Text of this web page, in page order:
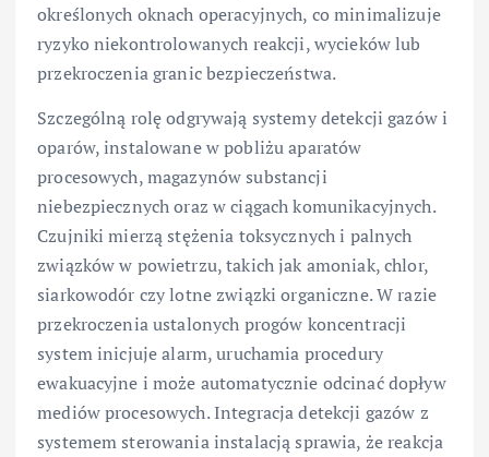
określonych oknach operacyjnych, co minimalizuje
ryzyko niekontrolowanych reakcji, wycieków lub
przekroczenia granic bezpieczeństwa.
Szczególną rolę odgrywają systemy detekcji gazów i
oparów, instalowane w pobliżu aparatów
procesowych, magazynów substancji
niebezpiecznych oraz w ciągach komunikacyjnych.
Czujniki mierzą stężenia toksycznych i palnych
związków w powietrzu, takich jak amoniak, chlor,
siarkowodór czy lotne związki organiczne. W razie
przekroczenia ustalonych progów koncentracji
system inicjuje alarm, uruchamia procedury
ewakuacyjne i może automatycznie odcinać dopływ
mediów procesowych. Integracja detekcji gazów z
systemem sterowania instalacją sprawia, że reakcja